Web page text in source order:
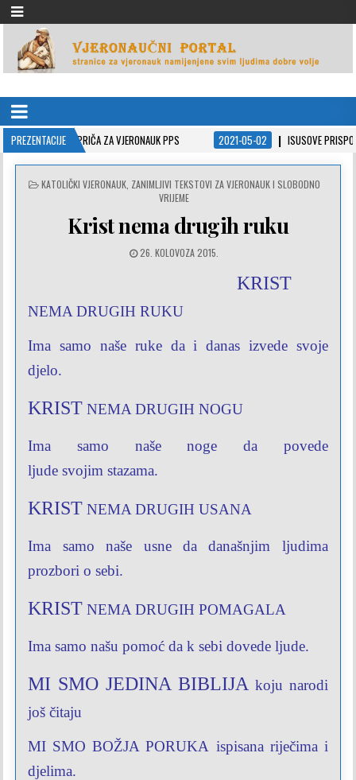
VJERONAUČNI PORTAL
PREZENTACIJE
PRIČA ZA VJERONAUK PPS 2021-05-02 ISUSOVE PRISPODOBE U
POSTED
KATOLIČKI VJERONAUK, ZANIMLJIVI TEKSTOVI ZA VJERONAUK I SLOBODNO
VRIJEME
Krist nema drugih ruku
26. KOLOVOZA 2015.
KRIST
NEMA DRUGIH RUKU
Ima samo naše ruke da i danas izvede svoje
djelo.
KRIST NEMA DRUGIH NOGU
Ima samo naše noge da povede
ljudesvojimstazama.
KRIST NEMA DRUGIH USANA
Ima samo naše usne da današnjim ljudima
prozborio sebi.
KRIST NEMA DRUGIH POMAGALA
Ima samo našupomoćda k sebidovede ljude.
MI SMO JEDINA BIBLIJA koju narodi
još čitaju
MI SMO BOŽJA PORUKA ispisana riječima i
djelima.